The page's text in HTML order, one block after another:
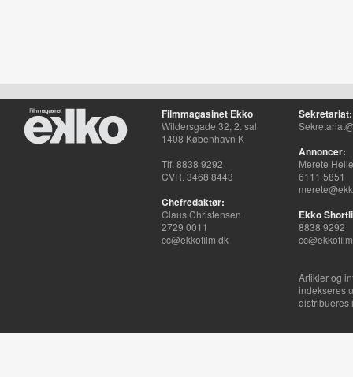
Filmmagasinet Ekko
Wildersgade 32, 2. sal
1408 København K
Tlf. 8838 9292
CVR. 3468 8443
Chefredaktør:
Claus Christensen
2729 0011
cc@ekkofilm.dk
Sekretariat:
Annoncer:
Merete
6111 5851
Ekko
8838 9292
Artikler og
indekseres
distribueres